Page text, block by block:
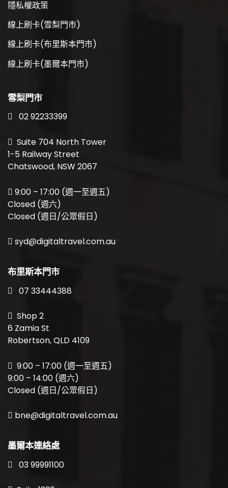
隱私權政策
線上刷卡(雪梨門市)
線上刷卡(布里斯本門市)
線上刷卡(墨爾本門市)
雪梨門市
02 92233399
Suite 704 North Tower
1-5 Railway Street
Chatswood, NSW 2067
9:00 – 17:00 (週一至週五)
Closed (週六)
Closed (週日/公眾假日)
syd@digitaltravel.com.au
布里斯本門市
07 33444388
Shop 2
6 Zamia St
Robertson, QLD 4109
9:00 – 17:00 (週一至週五)
9:00 – 14:00 (週六)
Closed (週日/公眾假日)
bne@digitaltravel.com.au
墨爾本連絡處
03 99991100